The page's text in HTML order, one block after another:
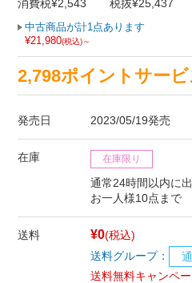
消費税¥2,543 税抜¥25,437
中古商品が計1点あります
¥21,980(税込)～
2,798ポイントサー
発売日 2023/05/19発売
在庫 在庫限り
通常24時間以内に
お一人様10点まで
送料 ¥0(税込)
送料グループ：
送料無料キャンペ